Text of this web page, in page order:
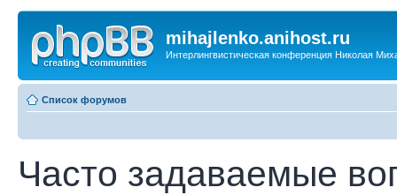
mihajlenko.anihost.ru
Интерлингвистическая конференция Николая
Список форумов
Часто задаваемые